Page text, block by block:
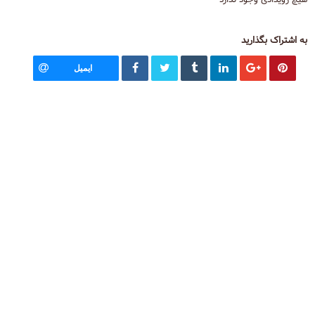
به اشتراک بگذارید
ایمیل